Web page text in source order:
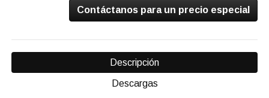
Contáctanos para un precio especial
Descripción
Descargas